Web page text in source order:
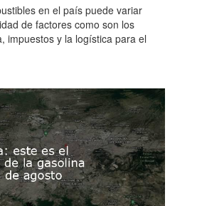
en el país puede variar
de factores como son los
impuestos y la logística para el